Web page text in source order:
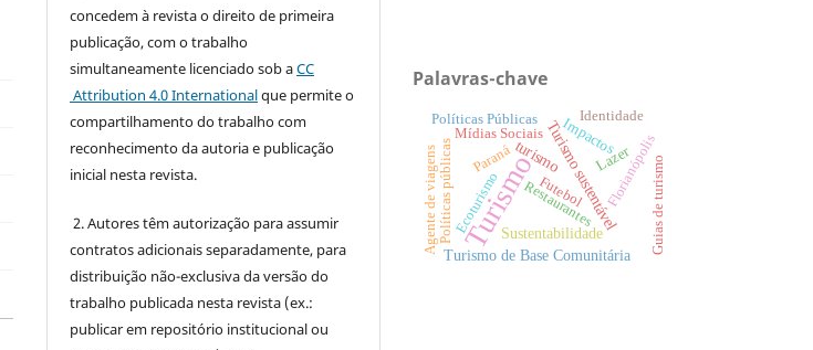
concedem à revista o direito de primeira
publicação, com o trabalho
simultaneamente licenciado sob aCC
Attribution 4.0 Internationalque permite o
compartilhamento do trabalho com
reconhecimento da autoria e publicação
inicial nesta revista.
2. Autores têm autorização para assumir
contratos adicionais separadamente, para
distribuição não-exclusiva da versão do
trabalho publicada nesta revista (ex.:
publicar em repositório institucional ou
Palavras-chave
TurismoTurismo sustentável
turismoImpactos
Lazer
Sustentabilidade
Turismo de Base Comunitária
Ecoturismo Florianópolis
Mídias Sociais
Políticas públicas Restaurantes
Paraná
Políticas Públicas Identidade
Futebol Guias de turismo
Agente de viagens